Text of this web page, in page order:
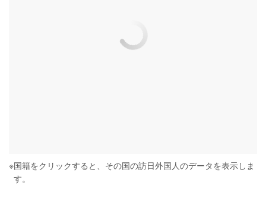
※国籍をクリックすると、その国の訪日外国人のデータを表示しま
す。